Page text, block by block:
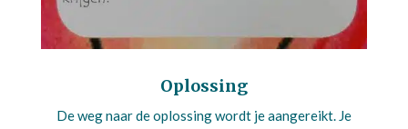
Oplossing
De weg naar de oplossing wordt je aangereikt. Je